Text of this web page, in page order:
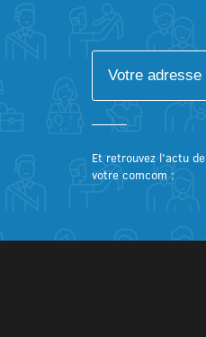
Et retrouvez l’actu de
votre comcom :